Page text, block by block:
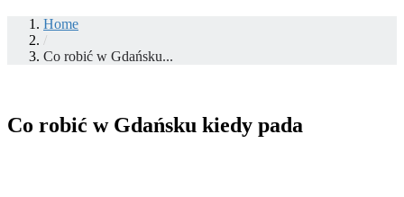
Home
/
Co robić w Gdańsku...
Co robić w Gdańsku kiedy pada